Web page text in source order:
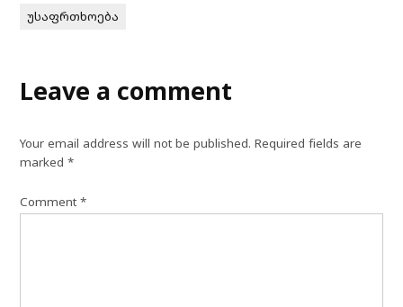
უსაფრთხოება
Leave a comment
Your email address will not be published. Required fields are
marked*
Comment*